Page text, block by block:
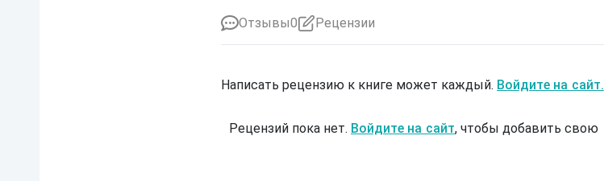
Отзывы0 Рецензии
Написать рецензию к книге может каждый. Войдите на сайт.
Рецензий пока нет. Войдите на сайт, чтобы добавить свою